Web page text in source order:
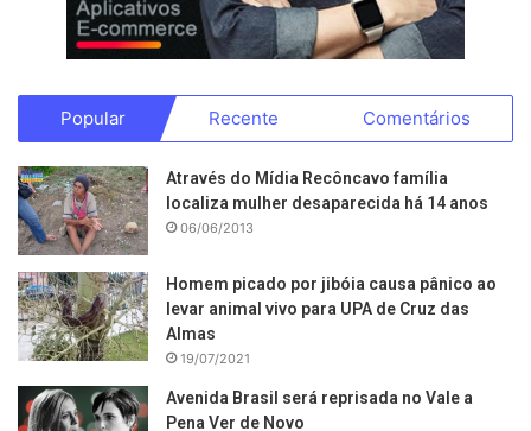
Popular Recente Comentários
Através do Mídia Recôncavo família
localiza mulher desaparecida há 14 anos
06/06/2013
Homem picado por jibóia causa pânico ao
levar animal vivo para UPA de Cruz das
Almas
19/07/2021
Avenida Brasil será reprisada no Vale a
Pena Ver de Novo